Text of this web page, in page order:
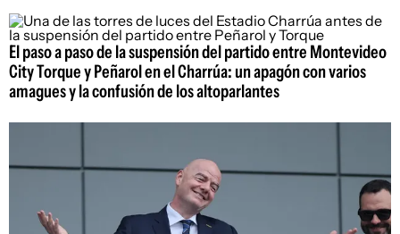
El paso a paso de la suspensión del partido entre Montevideo
City Torque y Peñarol en el Charrúa: un apagón con varios
amagues y la confusión de los altoparlantes